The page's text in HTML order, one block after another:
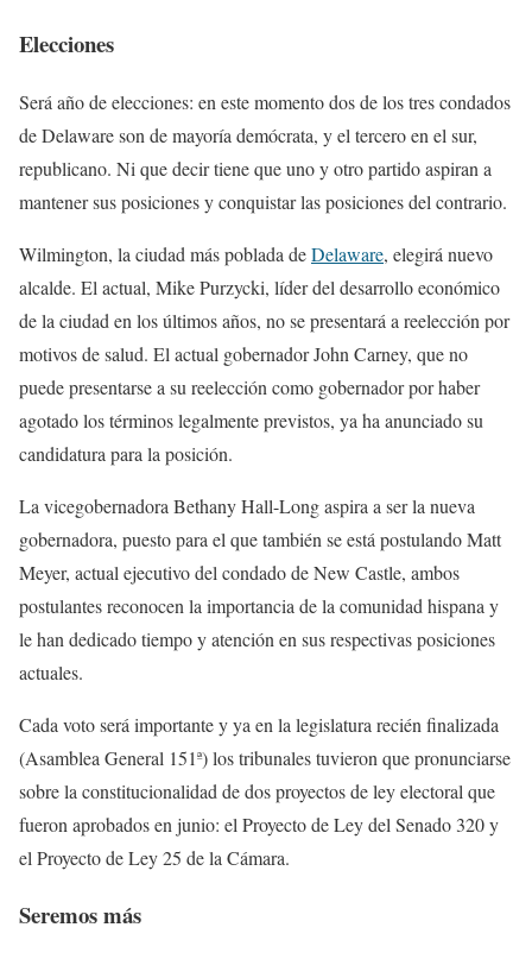
Elecciones
Será año de elecciones: en este momento dos de los tres condados
de Delaware son de mayoría demócrata, y el tercero en el sur,
republicano. Ni que decir tiene que uno y otro partido aspiran a
mantener sus posiciones y conquistar las posiciones del contrario.
Wilmington, la ciudad más poblada deDelaware, elegirá nuevo
alcalde. El actual, Mike Purzycki, líder del desarrollo económico
de la ciudad en los últimos años, no se presentará a reelección por
motivos de salud. El actual gobernador John Carney, que no
puede presentarse a su reelección como gobernador por haber
agotado los términos legalmente previstos, ya ha anunciado su
candidatura para la posición.
La vicegobernadora Bethany Hall-Long aspira a ser la nueva
gobernadora, puesto para el que también se está postulando Matt
Meyer, actual ejecutivo del condado de New Castle, ambos
postulantes reconocen la importancia de la comunidad hispana y
le han dedicado tiempo y atención en sus respectivas posiciones
actuales.
Cada voto será importante y ya en la legislatura recién finalizada
(Asamblea General 151ª) los tribunales tuvieron que pronunciarse
sobre la constitucionalidad de dos proyectos de ley electoral que
fueron aprobados en junio: el Proyecto de Ley del Senado 320 y
el Proyecto de Ley 25 de la Cámara.
Seremos más